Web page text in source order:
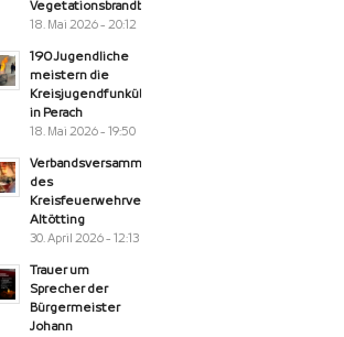
Vegetationsbrandbekämpfung
18. Mai 2026 - 20:12
190 Jugendliche
meistern die
Kreisjugendfunkübung
in Perach
18. Mai 2026 - 19:50
Verbandsversammlung
des
Kreisfeuerwehrverband
Altötting
30. April 2026 - 12:13
Trauer um
Sprecher der
Bürgermeister
Johann